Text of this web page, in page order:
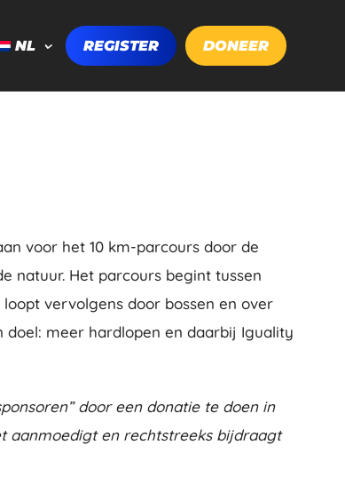
NL REGISTER DONEER
voor het 10 km-parcours door de
natuur. Het parcours begint tussen
vervolgens door bossen en over
meer hardlopen en daarbij Iguality
door een donatie te doen in
aanmoedigt en rechtstreeks bijdraagt